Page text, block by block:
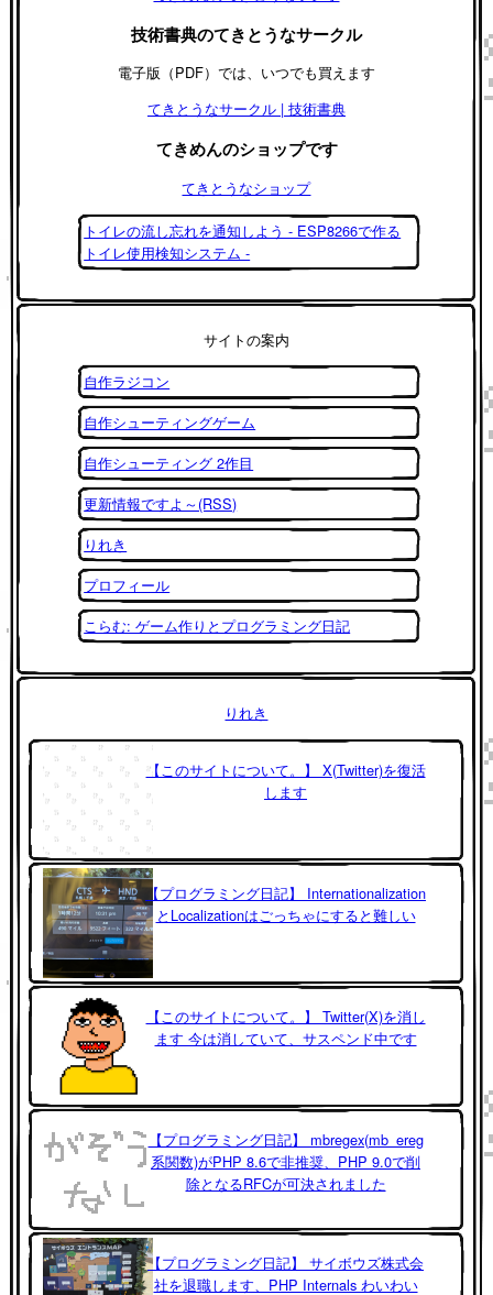
技術書典のてきとうなサークル
電子版（PDF）では、いつでも買えます
てきとうなサークル | 技術書典
てきめんのショップです
てきとうなショップ
トイレの流し忘れを通知しよう - ESP8266で作る
トイレ使用検知システム -
サイトの案内
自作ラジコン
自作シューティングゲーム
自作シューティング 2作目
更新情報ですよ～(RSS)
りれき
プロフィール
こらむ: ゲーム作りとプログラミング日記
りれき
【このサイトについて。】 X(Twitter)を復活
します
【プログラミング日記】 Internationalization
とLocalizationはごっちゃにすると難しい
【このサイトについて。】 Twitter(X)を消し
ます 今は消していて、サスペンド中です
【プログラミング日記】 mbregex(mb_ereg
系関数)がPHP 8.6で非推奨、PHP 9.0で削
除となるRFCが可決されました
【プログラミング日記】 サイボウズ株式会
社を退職します、PHP Internals わいわい